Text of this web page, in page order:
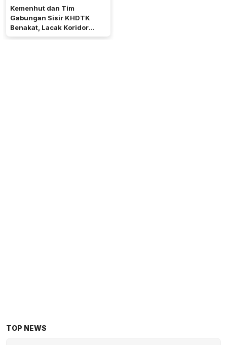
Kemenhut dan Tim
Gabungan Sisir KHDTK
Benakat, Lacak Koridor
Gajah Sumatera
TOP NEWS